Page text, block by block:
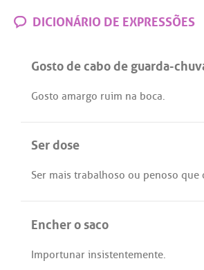
DICIONÁRIO DE EXPRESSÕES
Gosto de cabo de guarda-
Gosto amargo ruim na boca.
Ser dose
Ser mais trabalhoso ou penoso que
Encher o saco
Importunar insistentemente.